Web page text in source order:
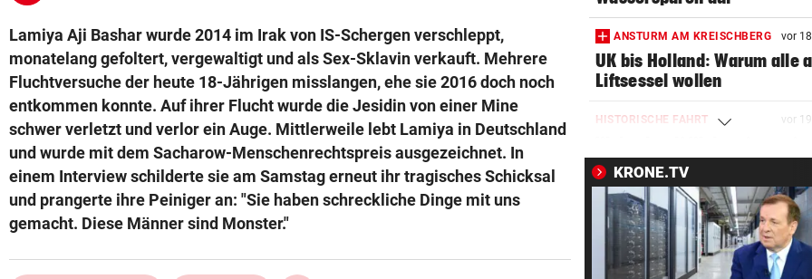
Lamiya Aji Bashar wurde 2014 im Irak von IS-Schergen verschleppt,
monatelang gefoltert, vergewaltigt und als Sex-Sklavin verkauft. Mehrere
Fluchtversuche der heute 18-Jährigen misslangen, ehe sie 2016 doch noch
entkommen konnte. Auf ihrer Flucht wurde die Jesidin von einer Mine
schwer verletzt und verlor ein Auge. Mittlerweile lebt Lamiya in Deutschland
und wurde mit dem Sacharow-Menschenrechtspreis ausgezeichnet. In
einem Interview schilderte sie am Samstag erneut ihr tragisches Schicksal
und prangerte ihre Peiniger an: "Sie haben schreckliche Dinge mit uns
gemacht. Diese Männer sind Monster."
ANSTURM AM KREISCHBERG vor
UK bis Holland: Warum alle
Liftsessel wollen
HISTORISCHE FAHRT vor
unter Schmerzen
FLASCHE UND SCHWERT vor 26
Lange Gefängnisstrafen nach
Folter-Vergewaltigung
KRONE.TV